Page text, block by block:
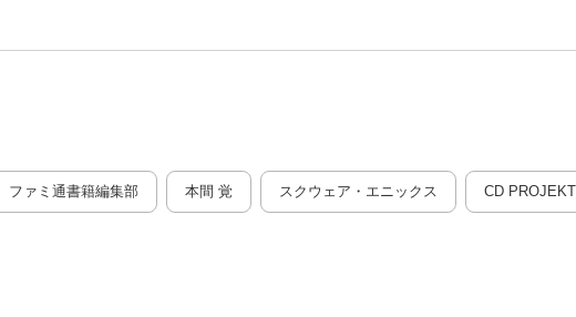
ファミ通書籍編集部 本間 覚 スクウェア・エニックス CD